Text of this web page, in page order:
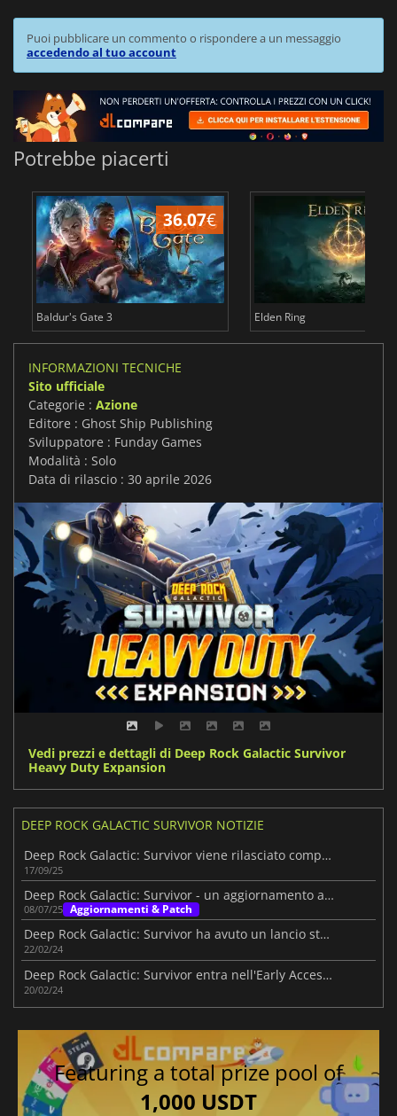
Puoi pubblicare un commento o rispondere a un messaggio
accedendo al tuo account
Potrebbe piacerti
36.07€
Baldur's Gate 3 Elden Ring
INFORMAZIONI TECNICHE
Sito ufficiale
Categorie : Azione
Editore : Ghost Ship Publishing
Sviluppatore : Funday Games
Modalità : Solo
Data di rilascio : 30 aprile 2026
Vedi prezzi e dettagli di Deep Rock Galactic Survivor
Heavy Duty Expansion
DEEP ROCK GALACTIC SURVIVOR NOTIZIE
Deep Rock Galactic: Survivor viene rilasciato completamente con l'aggiornamento 1.0
17/09/25
Deep Rock Galactic: Survivor - un aggiornamento a settembre
08/07/25 Aggiornamenti & Patch
Deep Rock Galactic: Survivor ha avuto un lancio straordinario
22/02/24
Deep Rock Galactic: Survivor entra nell'Early Access con ottime vibrazioni
20/02/24
Featuring a total prize pool of
1,000 USDT